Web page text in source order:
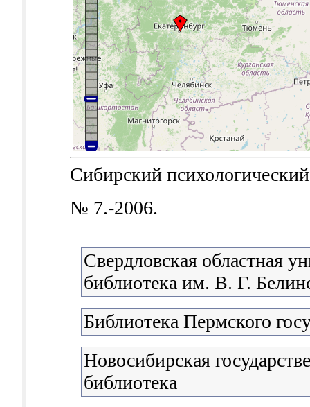
Сибирский
№ 7.-2006.
Свердловская областная
библиотека им. В. Г.
Библиотека Пермского
Новосибирская
библиотека